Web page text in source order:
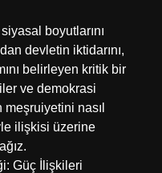
boyutlarını
devletin iktidarını,
belirleyen kritik bir
ve demokrasi
nasıl
ilişkisi üzerine
Güç İlişkileri